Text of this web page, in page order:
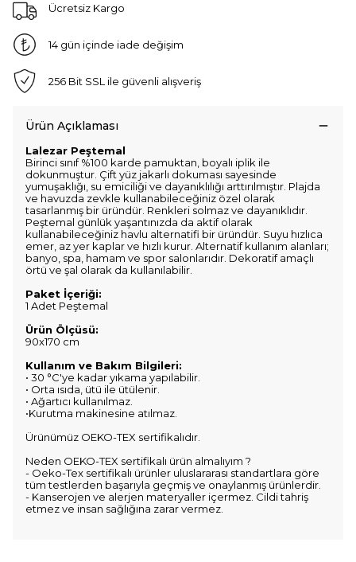
Ücretsiz Kargo
14 gün içinde iade değişim
256 Bit SSL ile güvenli alışveriş
Ürün Açıklaması
Lalezar Peştemal
Birinci sınıf %100 karde pamuktan, boyalı iplik ile
dokunmuştur. Çift yüz jakarlı dokuması sayesinde
yumuşaklığı, su emiciliği ve dayanıklılığı arttırılmıştır. Plajda
ve havuzda zevkle kullanabileceğiniz özel olarak
tasarlanmış bir üründür. Renkleri solmaz ve dayanıklıdır.
Peştemal günlük yaşantınızda da aktif olarak
kullanabileceğiniz havlu alternatifi bir üründür. Suyu hızlıca
emer, az yer kaplar ve hızlı kurur. Alternatif kullanım alanları;
banyo, spa, hamam ve spor salonlarıdır. Dekoratif amaçlı
örtü ve şal olarak da kullanılabilir.
Paket İçeriği:
1 Adet Peştemal
Ürün Ölçüsü:
90x170 cm
Kullanım ve Bakım Bilgileri:
• 30 °C'ye kadar yıkama yapılabilir.
• Orta ısıda, ütü ile ütülenir.
• Ağartıcı kullanılmaz.
•Kurutma makinesine atılmaz.
Ürünümüz OEKO-TEX sertifikalıdır.
Neden OEKO-TEX sertifikalı ürün almalıyım ?
- Oeko-Tex sertifikalı ürünler uluslararası standartlara göre
tüm testlerden başarıyla geçmiş ve onaylanmış ürünlerdir.
- Kanserojen ve alerjen materyaller içermez. Cildi tahriş
etmez ve insan sağlığına zarar vermez.